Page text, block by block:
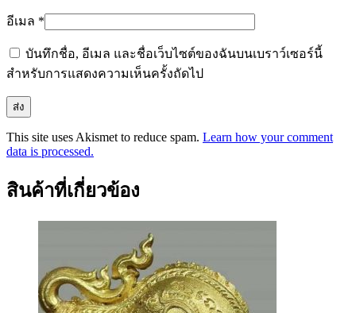
อีเมล *
บันทึกชื่อ, อีเมล และชื่อเว็บไซต์ของฉันบนเบราว์เซอร์นี้
สำหรับการแสดงความเห็นครั้งถัดไป
This site uses Akismet to reduce spam. Learn how your comment
data is processed.
สินค้าที่เกี่ยวข้อง